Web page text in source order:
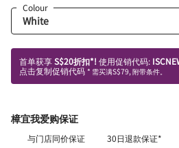
Colour
首单获享S$20折扣*! 使用促销代码:
点击复制促销代码 * 需买满S$79, 附带条件。
樟宜我爱购保证
与门店同价保证 30日退款保证*